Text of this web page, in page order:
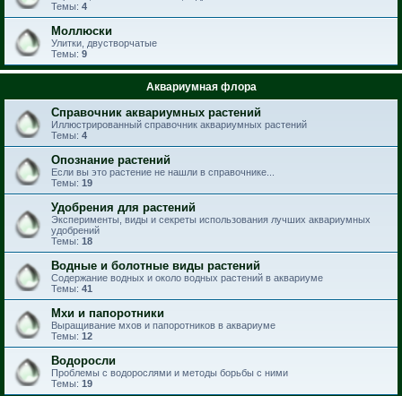
Темы: 4
Моллюски
Улитки, двустворчатые
Темы: 9
Аквариумная флора
Справочник аквариумных растений
Иллюстрированный справочник аквариумных растений
Темы: 4
Опознание растений
Если вы это растение не нашли в справочнике...
Темы: 19
Удобрения для растений
Эксперименты, виды и секреты использования лучших аквариумных
удобрений
Темы: 18
Водные и болотные виды растений
Содержание водных и около водных растений в аквариуме
Темы: 41
Мхи и папоротники
Выращивание мхов и папоротников в аквариуме
Темы: 12
Водоросли
Проблемы с водорослями и методы борьбы с ними
Темы: 19